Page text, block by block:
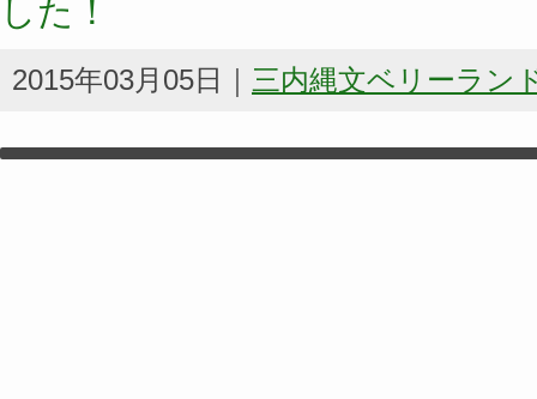
2015年03月05日｜ 三内縄文ベリーラン